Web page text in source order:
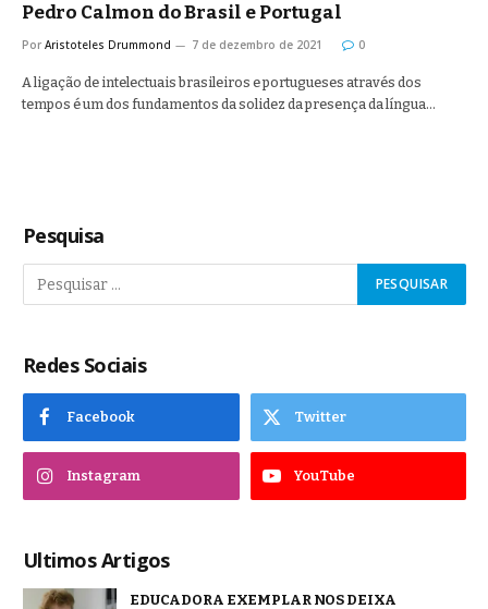
Pedro Calmon do Brasil e Portugal
Por Aristoteles Drummond 7 de dezembro de 2021 0
A ligação de intelectuais brasileiros e portugueses através dos
tempos é um dos fundamentos da solidez da presença da língua…
Pesquisa
Redes Sociais
Facebook Twitter
Instagram YouTube
Ultimos Artigos
EDUCADORA EXEMPLAR NOS DEIXA